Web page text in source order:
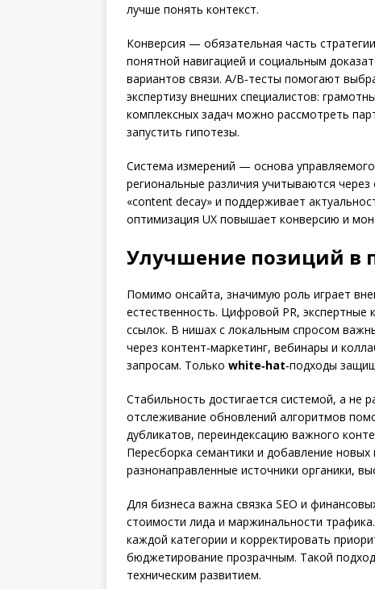
лучше понять контекст.
Конверсия — обязательная часть
понятной навигацией и социальным
вариантов связи. A/B‑тесты помогают
экспертизу внешних специалистов:
комплексных задач можно рассмотреть
запустить гипотезы.
Система измерений — основа
региональные различия учитываются
«content decay» и поддерживает
оптимизация UX повышает конверсию и
Улучшение позиций в
Помимо онсайта, значимую роль играет
естественность. Цифровой PR,
ссылок. В нишах с локальным спросом
через контент‑маркетинг, вебинары и
запросам. Только white‑hat‑подходы
Стабильность достигается системой, а не
отслеживание обновлений алгоритмов
дубликатов, переиндексацию важного
Пересборка семантики и добавление
разнонаправленные источники органики,
Для бизнеса важна связка SEO и
стоимости лида и маржинальности
каждой категории и корректировать
бюджетирование прозрачным. Такой
техническим развитием.